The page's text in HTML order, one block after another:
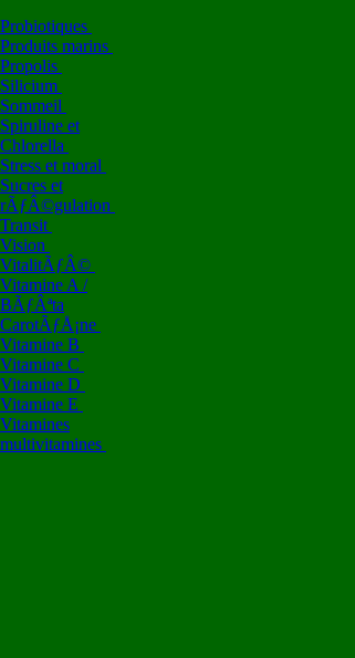
Probiotiques
Produits marins
Propolis
Silicium
Sommeil
Spiruline et
Chlorella
Stress et moral
Sucres et
rÃƒÂ©gulation
Transit
Vision
VitalitÃƒÂ©
Vitamine A /
BÃƒÂªta
CarotÃƒÅ¡ne
Vitamine B
Vitamine C
Vitamine D
Vitamine E
Vitamines
multivitamines